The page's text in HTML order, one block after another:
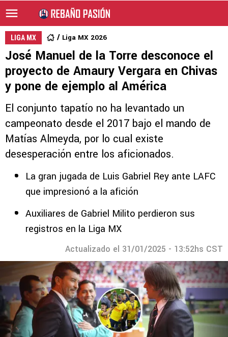
LIGA MX Liga MX 2026
José Manuel de la Torre desconoce el
proyecto de Amaury Vergara en Chivas
y pone de ejemplo al América
El conjunto tapatío no ha levantado un
campeonato desde el 2017 bajo el mando de
Matías Almeyda, por lo cual existe
desesperación entre los aficionados.
La gran jugada de Luis Gabriel Rey ante LAFC
que impresionó a la afición
Auxiliares de Gabriel Milito perdieron sus
registros en la Liga MX
Actualizado el 31/01/2025 - 13:52hs CST